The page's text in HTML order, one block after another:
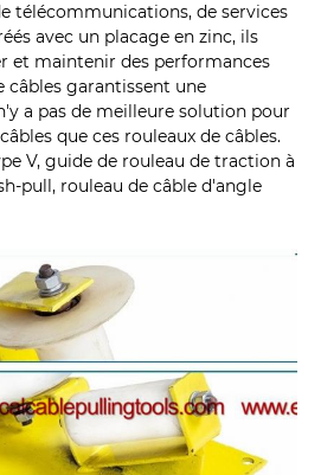
télécommunications, de services
avec un placage en zinc, ils
et maintenir des performances
câbles garantissent une
a pas de meilleure solution pour
que ces rouleaux de câbles.
V, guide de rouleau de traction à
pull, rouleau de câble d'angle